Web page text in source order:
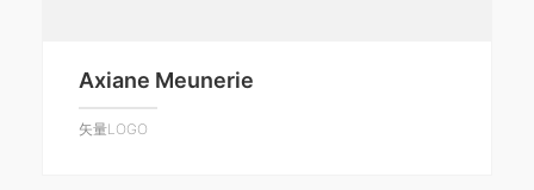
Axiane Meunerie
矢量LOGO